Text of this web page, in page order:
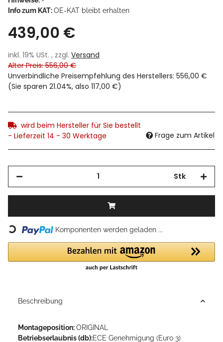
Info zum KAT:OE-KAT bleibt erhalten
439,00 €
inkl. 19% USt. , zzgl. Versand
Alter Preis: 556,00 €
Unverbindliche Preisempfehlung des Herstellers: 556,00 €
(Sie sparen 21.04%, also 117,00 €)
wird beim Hersteller für Sie bestellt
- Lieferzeit 14 - 30 Werktage
Frage zum Artikel
Stk
Loading... Komponenten werden geladen ...
Beschreibung
Montageposition:ORIGINAL
Betriebserlaubnis (db):ECE Genehmigung (Euro 3)